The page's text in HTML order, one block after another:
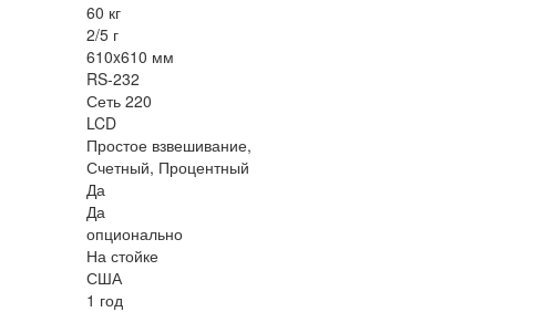
60 кг
2/5 г
610x610 мм
RS-232
Сеть 220
LCD
Простое взвешивание,
Счетный, Процентный
Да
Да
опционально
На стойке
США
1 год